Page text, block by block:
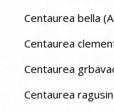
Centaurea bella
Centaurea
Centaurea
Centaurea